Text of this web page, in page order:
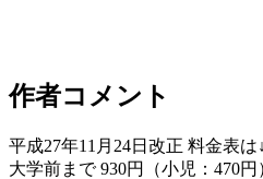
作者コメント
平成27年11月24日改正 料金表
大学前まで 930円（小児：470